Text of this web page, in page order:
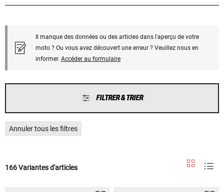
Il manque des données ou des articles dans l'aperçu de votre
moto ? Ou vous avez découvert une erreur ? Veuillez nous en
informer. Accéder au formulaire
FILTRER & TRIER
Annuler tous les filtres
166 Variantes d'articles